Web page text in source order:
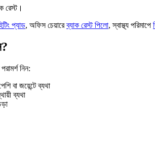
রেস্ট।
প্যাড, অফিস চেয়ারেব্যাক রেস্ট পিলো, স্বাস্থ্য পরিমাপে
নিন:
বা জয়েন্টে ব্যথা
ব্যথা